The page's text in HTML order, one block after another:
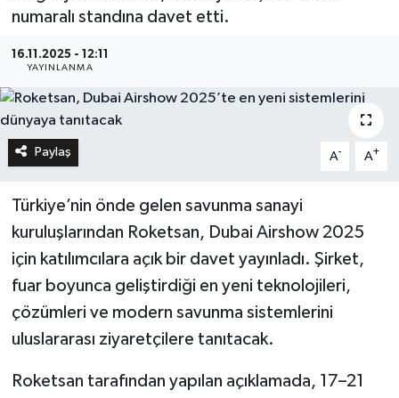
numaralı standına davet etti.
16.11.2025 - 12:11
YAYINLANMA
Paylaş A- A+
Türkiye’nin önde gelen savunma sanayi
kuruluşlarından Roketsan, Dubai Airshow 2025
için katılımcılara açık bir davet yayınladı. Şirket,
fuar boyunca geliştirdiği en yeni teknolojileri,
çözümleri ve modern savunma sistemlerini
uluslararası ziyaretçilere tanıtacak.
Roketsan tarafından yapılan açıklamada, 17–21